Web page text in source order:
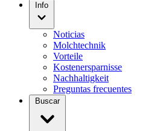
Info
Noticias
Molchtechnik
Vorteile
Kostenersparnisse
Nachhaltigkeit
Preguntas frecuentes
Buscar